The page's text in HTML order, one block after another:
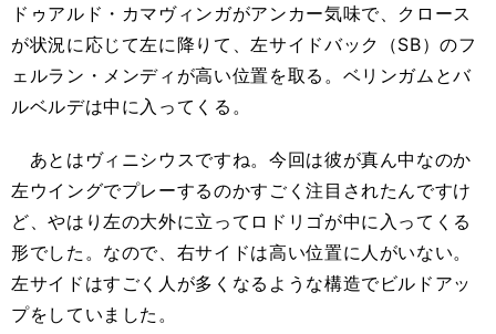
ドゥアルド・カマヴィンガがアンカー気味で、クロース
が状況に応じて左に降りて、左サイドバック（SB）のフ
ェルラン・メンディが高い位置を取る。ベリンガムとバ
ルベルデは中に入ってくる。
あとはヴィニシウスですね。今回は彼が真ん中なのか
左ウイングでプレーするのかすごく注目されたんですけ
ど、やはり左の大外に立ってロドリゴが中に入ってくる
形でした。なので、右サイドは高い位置に人がいない。
左サイドはすごく人が多くなるような構造でビルドアッ
プをしていました。